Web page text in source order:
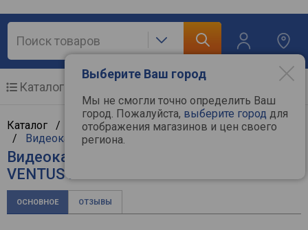
Выберите Ваш город
Мы не смогли точно определить Ваш
город. Пожалуйста, выберите город для
отображения магазинов и цен своего
региона.
Каталог
Каталог / Компьютерная техника/ Комплектующие
/ Видеокарты/MSI
Видеокарта MSI GeForce RTX 4060 Ti
VENTUS 2X BLACK 8G OC
ОСНОВНОЕ ОТЗЫВЫ